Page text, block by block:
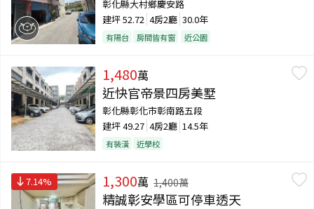
彰化縣大村鄉慶安路
建坪52.72 4房2廳 30.0年
有陽台 房間皆有窗 近公園
1,480萬
近快官帝景四房美墅
彰化縣彰化市彰南路五段
建坪49.27 4房2廳 14.5年
有裝潢 近學校
7.14% 1,300萬 1,400萬
精誠彰安學區可停車透天